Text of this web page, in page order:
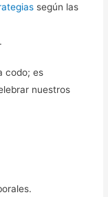
según las
codo; es
nuestros